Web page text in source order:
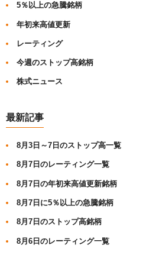
5％以上の急騰銘柄
年初来高値更新
レーティング
今週のストップ高銘柄
株式ニュース
最新記事
8月3日～7日のストップ高一覧
8月7日のレーティング一覧
8月7日の年初来高値更新銘柄
8月7日に5％以上の急騰銘柄
8月7日のストップ高銘柄
8月6日のレーティング一覧